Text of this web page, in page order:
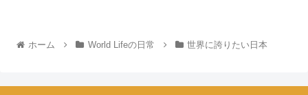
ホーム World Lifeの日常 世界に誇りたい日本